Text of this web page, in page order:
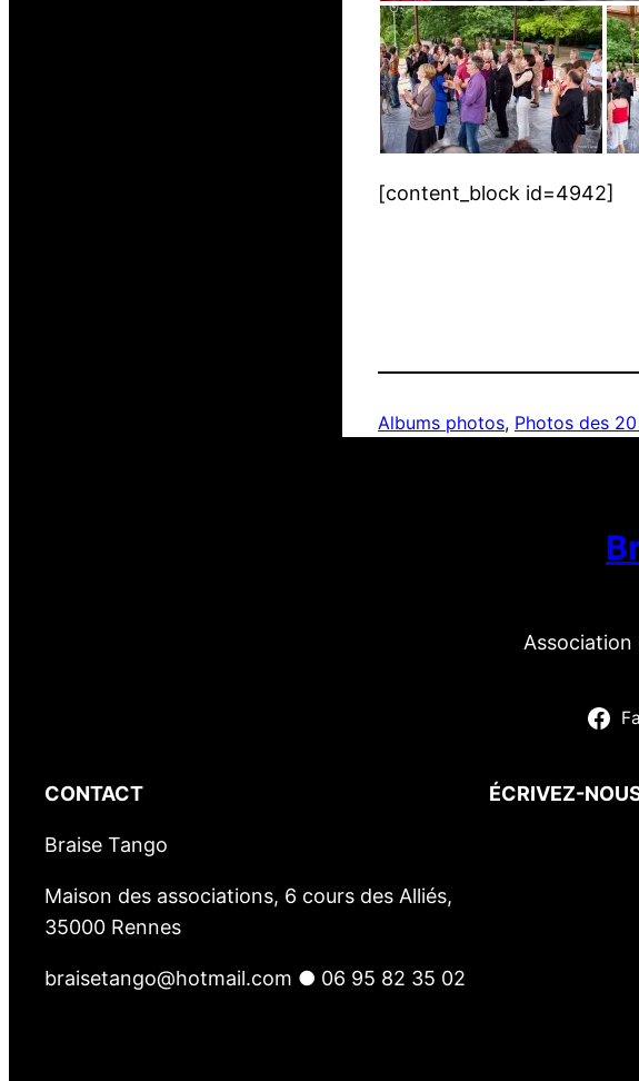
[content_block id=4942]
Albums photos, Photos des
Association
CONTACT
Braise Tango
Maison des associations, 6 cours des Alliés,
35000 Rennes
braisetango@hotmail.com ● 06 95 82 35 02
ÉCRIVEZ-